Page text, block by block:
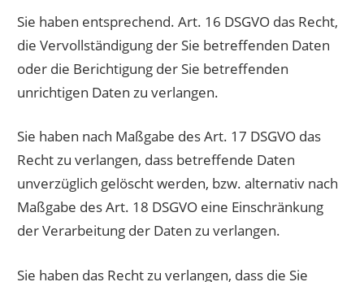
Sie haben entsprechend. Art. 16 DSGVO das Recht,
die Vervollständigung der Sie betreffenden Daten
oder die Berichtigung der Sie betreffenden
unrichtigen Daten zu verlangen.
Sie haben nach Maßgabe des Art. 17 DSGVO das
Recht zu verlangen, dass betreffende Daten
unverzüglich gelöscht werden, bzw. alternativ nach
Maßgabe des Art. 18 DSGVO eine Einschränkung
der Verarbeitung der Daten zu verlangen.
Sie haben das Recht zu verlangen, dass die Sie